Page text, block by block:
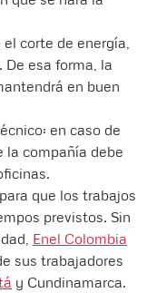
corte de energía,
De esa forma, la
en buen
en caso de
la compañía debe
que los trabajos
previstos. Sin
Enel Colombia
sus trabajadores
y Cundinamarca.